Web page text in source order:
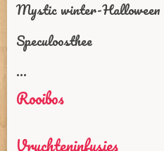
Mystic winter-Halloween
Speculoosthee
...
Rooibos
Vruchteninfusies